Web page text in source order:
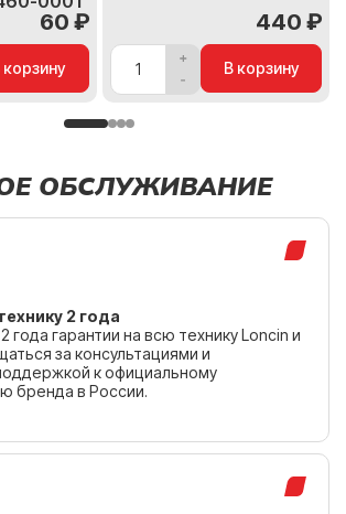
60 ₽
корзину
440 ₽
В корзину
ОБСЛУЖИВАНИЕ
2 года
года гарантии на всю технику Loncin и
за консультациями и
к официальному
бренда в России.